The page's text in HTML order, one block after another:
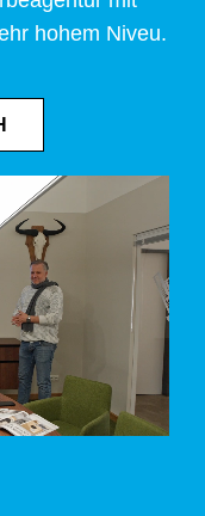
hohem Niveu.